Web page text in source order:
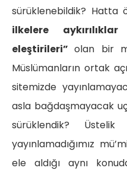
sürüklenebildik? Hatta
ilkelere
eleştirileri”olan bir
Müslümanların ortak
sitemizde
asla bağdaşmayacak
sürüklendik?
yayınlamadığımız
ele aldığı aynı